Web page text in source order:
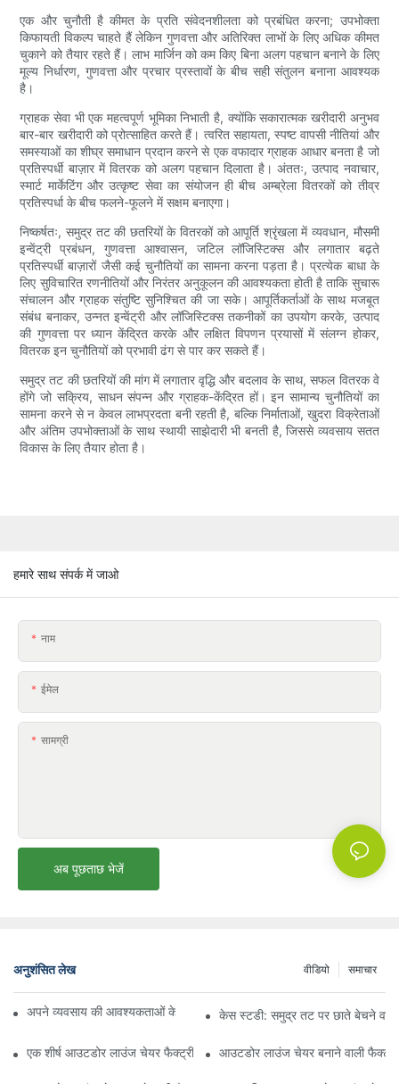
एक और चुनौती है कीमत के प्रति संवेदनशीलता को प्रबंधित करना; उपभोक्ता
किफायती विकल्प चाहते हैं लेकिन गुणवत्ता और अतिरिक्त लाभों के लिए अधिक कीमत
चुकाने को तैयार रहते हैं। लाभ मार्जिन को कम किए बिना अलग पहचान बनाने के लिए
मूल्य निर्धारण, गुणवत्ता और प्रचार प्रस्तावों के बीच सही संतुलन बनाना आवश्यक
है।
ग्राहक सेवा भी एक महत्वपूर्ण भूमिका निभाती है, क्योंकि सकारात्मक खरीदारी अनुभव
बार-बार खरीदारी को प्रोत्साहित करते हैं। त्वरित सहायता, स्पष्ट वापसी नीतियां और
समस्याओं का शीघ्र समाधान प्रदान करने से एक वफादार ग्राहक आधार बनता है जो
प्रतिस्पर्धी बाज़ार में वितरक को अलग पहचान दिलाता है। अंततः, उत्पाद नवाचार,
स्मार्ट मार्केटिंग और उत्कृष्ट सेवा का संयोजन ही बीच अम्ब्रेला वितरकों को तीव्र
प्रतिस्पर्धा के बीच फलने-फूलने में सक्षम बनाएगा।
निष्कर्षतः, समुद्र तट की छतरियों के वितरकों को आपूर्ति श्रृंखला में व्यवधान, मौसमी
इन्वेंट्री प्रबंधन, गुणवत्ता आश्वासन, जटिल लॉजिस्टिक्स और लगातार बढ़ते
प्रतिस्पर्धी बाज़ारों जैसी कई चुनौतियों का सामना करना पड़ता है। प्रत्येक बाधा के
लिए सुविचारित रणनीतियों और निरंतर अनुकूलन की आवश्यकता होती है ताकि सुचारू
संचालन और ग्राहक संतुष्टि सुनिश्चित की जा सके। आपूर्तिकर्ताओं के साथ मजबूत
संबंध बनाकर, उन्नत इन्वेंट्री और लॉजिस्टिक्स तकनीकों का उपयोग करके, उत्पाद
की गुणवत्ता पर ध्यान केंद्रित करके और लक्षित विपणन प्रयासों में संलग्न होकर,
वितरक इन चुनौतियों को प्रभावी ढंग से पार कर सकते हैं।
समुद्र तट की छतरियों की मांग में लगातार वृद्धि और बदलाव के साथ, सफल वितरक वे
होंगे जो सक्रिय, साधन संपन्न और ग्राहक-केंद्रित हों। इन सामान्य चुनौतियों का
सामना करने से न केवल लाभप्रदता बनी रहती है, बल्कि निर्माताओं, खुदरा विक्रेताओं
और अंतिम उपभोक्ताओं के साथ स्थायी साझेदारी भी बनती है, जिससे व्यवसाय सतत
विकास के लिए तैयार होता है।
हमारे साथ संपर्क में जाओ
नाम
ईमेल
सामग्री
अब पूछताछ भेजें
अनुशंसित लेख समाचार
वीडियो
अपने व्यवसाय की आवश्यकताओं के लिए सही बीच अम्ब्रेला वितरक ढूँढना
केस स्टडी: समुद्र तट पर छाते बेचने
एक शीर्ष आउटडोर लाउंज चेयर फैक्ट्री से क्या उम्मीद करेंआउटडोर लाउंज चेयर बनाने वाली